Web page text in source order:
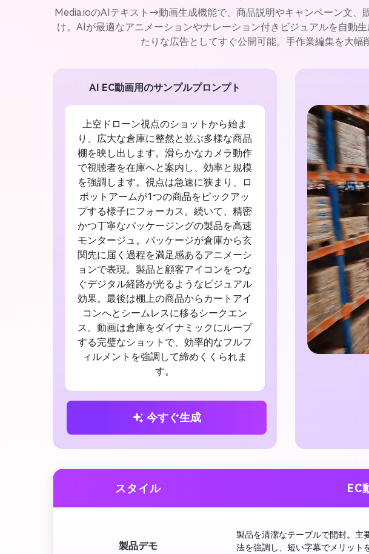
Media.ioのAIテキスト→動画生成機能で、商品説明やキャンペーン文
け。AIが最適なアニメーションやナレーション付きビジュアルを自動
たりな広告としてすぐ公開可能。手作業編集を大幅
AI EC動画用のサンプルプロンプト
上空ドローン視点のショットから始ま
り、広大な倉庫に整然と並ぶ多様な商品
棚を映し出します。滑らかなカメラ動作
で視聴者を在庫へと案内し、効率と規模
を強調します。視点は急速に狭まり、ロ
ボットアームが1つの商品をピックアッ
プする様子にフォーカス。続いて、精密
かつ丁寧なパッケージングの製品を高速
モンタージュ。パッケージが倉庫から玄
関先に届く過程を満足感あるアニメーシ
ョンで表現。製品と顧客アイコンをつな
ぐデジタル経路が光るようなビジュアル
効果。最後は棚上の商品からカートアイ
コンへとシームレスに移るシークエン
ス。動画は倉庫をダイナミックにループ
する完璧なショットで、効率的なフルフ
ィルメントを強調して締めくくられま
す。
今すぐ生成
スタイル EC
製品デモ
製品を清潔なテーブルで開封。主
法を強調し、短い字幕でメリット